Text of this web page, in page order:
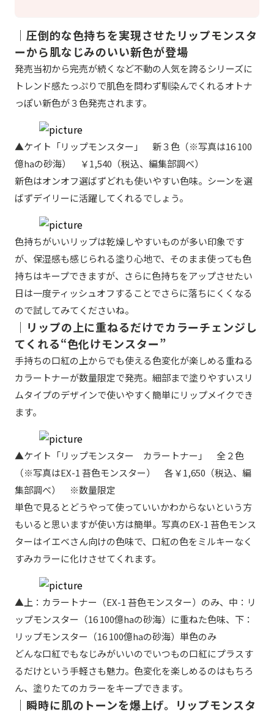
｜圧倒的な色持ちを実現させたリップモンスタ
ーから肌なじみのいい新色が登場
発売当初から完売が続くなど不動の人気を誇るシリーズに
トレンド感たっぷりで肌色を問わず馴染んでくれるオトナ
っぽい新色が３色発売されます。
▲ケイト「リップモンスター」 新３色（※写真は16 100
億haの砂海） ￥1,540（税込、編集部調べ）
新色はオンオフ選ばずどれも使いやすい色味。シーンを選
ばずデイリーに活躍してくれるでしょう。
色持ちがいいリップは乾燥しやすいものが多い印象です
が、保湿感も感じられる塗り心地で、そのまま使っても色
持ちはキープできますが、さらに色持ちをアップさせたい
日は一度ティッシュオフすることでさらに落ちにくくなる
ので試してみてくださいね。
｜リップの上に重ねるだけでカラーチェンジし
てくれる“色化けモンスター”
手持ちの口紅の上からでも使える色変化が楽しめる重ねる
カラートナーが数量限定で発売。細部まで塗りやすいスリ
ムタイプのデザインで使いやすく簡単にリップメイクでき
ます。
▲ケイト「リップモンスター カラートナー」 全２色
（※写真はEX-1 苔色モンスター） 各￥1,650（税込、編
集部調べ） ※数量限定
単色で見るとどうやって使っていいかわからないという方
もいると思いますが使い方は簡単。写真のEX-1 苔色モンス
ターはイエベさん向けの色味で、口紅の色をミルキーなく
すみカラーに化けさせてくれます。
▲上：カラートナー（EX-1 苔色モンスター）のみ、中：リ
ップモンスター（16 100億haの砂海）に重ねた色味、下：
リップモンスター（16 100億haの砂海）単色のみ
どんな口紅でもなじみがいいのでいつもの口紅にプラスす
るだけという手軽さも魅力。色変化を楽しめるのはもちろ
ん、塗りたてのカラーをキープできます。
｜瞬時に肌のトーンを爆上げ。リップモンスタ